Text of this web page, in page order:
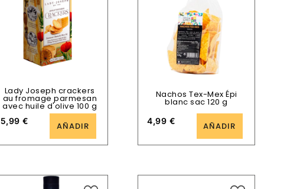
Lady Joseph crackers
au fromage parmesan
avec huile d'olive 100 g
5,99€ AÑADIR
Nachos Tex-Mex Épi
blanc sac 120 g
4,99 € AÑADIR